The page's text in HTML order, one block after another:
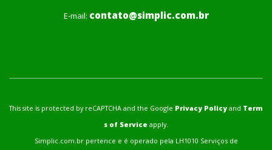
E-mail: contato@simplic.com.br
This site is protected by reCAPTCHA and the Google Privacy Policy and Term
s of Service apply.
Simplic.com.br pertence e é operado pela LH1010 Serviços de